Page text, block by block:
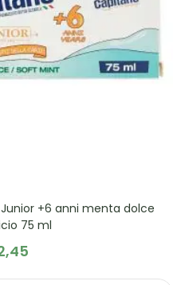
+6 anni menta dolce
75 ml